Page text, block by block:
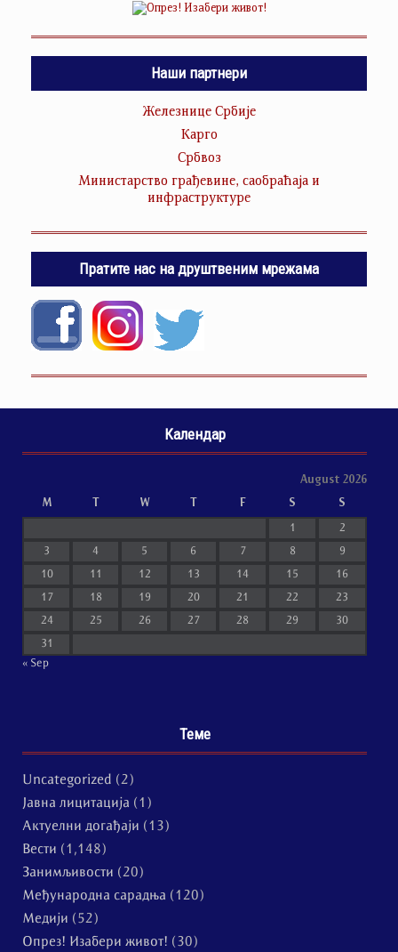
Наши партнери
Железнице Србије
Карго
Србвоз
Министарство грађевине, саобраћаја и
инфраструктуре
Пратите нас на друштвеним мрежама
Календар
August 2026
M T W T F S S
1 2
3 4 5 6 7 8 9
10 11 12 13 14 15 16
17 18 19 20 21 22 23
24 25 26 27 28 29 30
31
« Sep
Теме
Uncategorized (2)
Јавна лицитација (1)
Актуелни догађаји (13)
Вести (1,148)
Занимљивости (20)
Међународна сарадња (120)
Медији (52)
Опрез! Изабери живот! (30)